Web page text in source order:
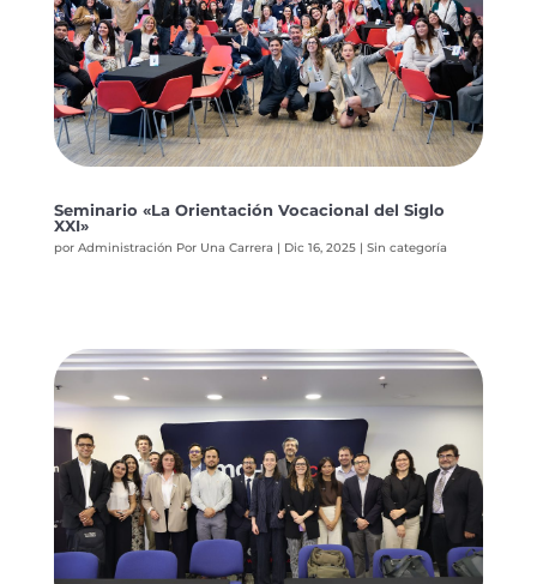
Seminario «La Orientación Vocacional del Siglo
XXI»
por Administración Por Una Carrera | Dic 16, 2025| Sin categoría